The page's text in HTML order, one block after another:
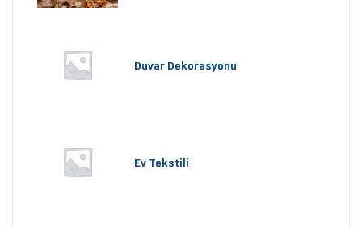
Duvar Dekorasyonu
Ev Tekstili